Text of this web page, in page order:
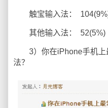
触宝输入法：
其他输入法： 52(5%)
3）你在iPhone手机上
法？